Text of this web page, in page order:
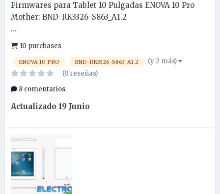
Firmwares para Tablet 10 Pulgadas ENOVA 10 Pro
Mother: BND-RK3326-S863_A1.2
...
10 purchases
ENOVA 10 PRO BND-RK3326-S863_A1.2
(y 2 más)
(0 reseñas)
8 comentarios
Actualizado 19 Junio